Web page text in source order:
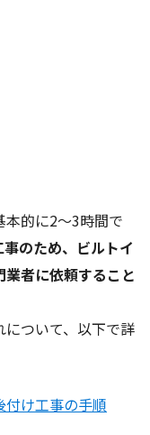
本的に2〜3時間で
のため、ビルトイ
者に依頼すること
について、以下で詳
付け工事の手順